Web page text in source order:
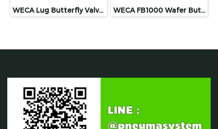
WECA Lug Butterfly Valve (Through Shaft Without Pin) WECA FB1000 Wafer Butterfly Vave